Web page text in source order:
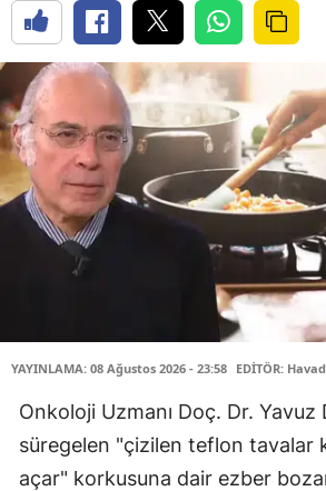
YAYINLAMA: 08 Ağustos 2026 - 23:58 EDİTÖR:
Onkoloji Uzmanı Doç. Dr. Yavuz
süregelen "çizilen teflon tavalar
açar" korkusuna dair ezber